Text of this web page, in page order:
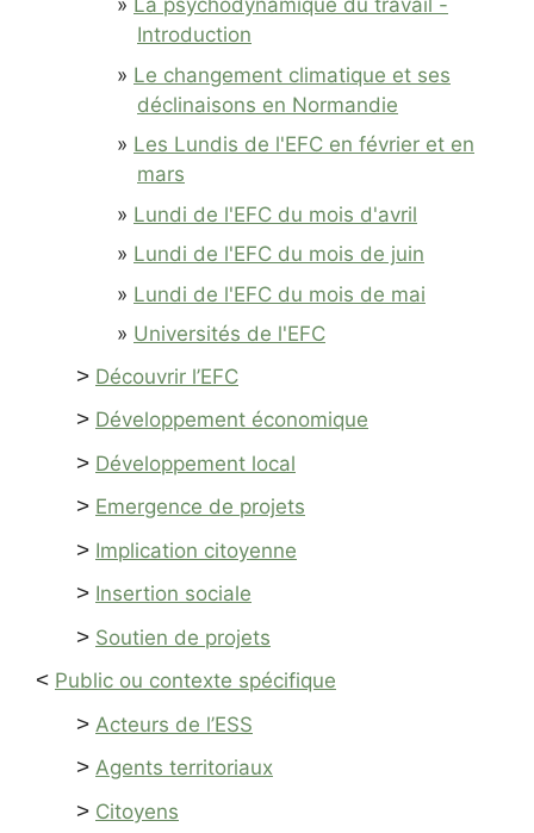
La psychodynamique du travail -
Introduction
Le changement climatique et ses
déclinaisons en Normandie
Les Lundis de l'EFC en février et en
mars
Lundi de l'EFC du mois d'avril
Lundi de l'EFC du mois de juin
Lundi de l'EFC du mois de mai
Universités de l'EFC
> Découvrir l’EFC
> Développement économique
> Développement local
> Emergence de projets
> Implication citoyenne
> Insertion sociale
> Soutien de projets
< Public ou contexte spécifique
> Acteurs de l’ESS
> Agents territoriaux
> Citoyens